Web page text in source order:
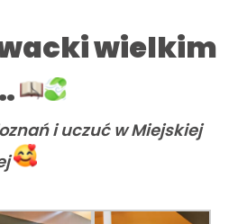
wielkim
i uczuć w Miejskiej